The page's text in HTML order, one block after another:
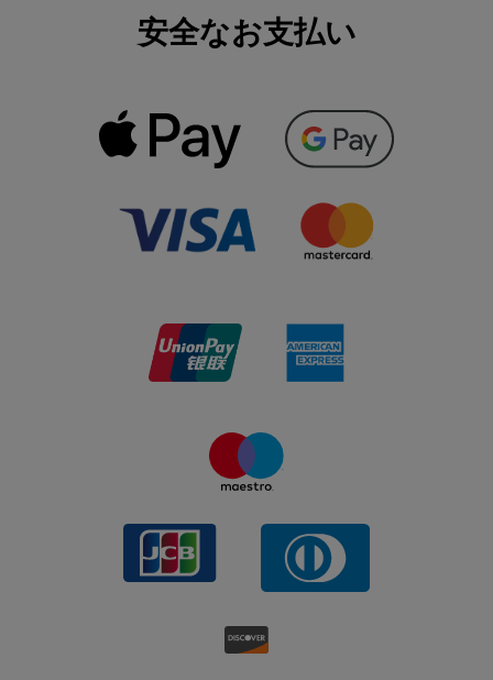
安全なお支払い